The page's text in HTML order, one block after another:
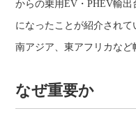
からの乗用EV・PHEV輸出
になったことが紹介され
南アジア、東アフリカなど
なぜ重要か